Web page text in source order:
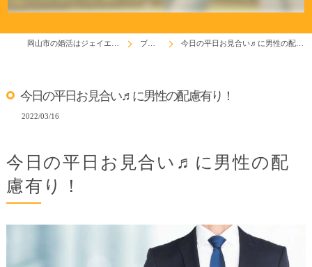
ブログ 今日の平日お見合い♬に男性の配慮有り！
今日の平日お見合い♬に男性の配慮有り！
2022/03/16
今日の平日お見合い♬に男性の配
慮有り！